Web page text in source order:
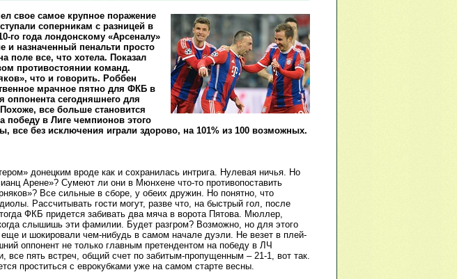
свое самое крупное поражение
соперникам с разницей в
го года лондонскому «Арсеналу»
и назначенный пенальти просто
поле все, что хотела. Показал
противостоянии команд.
что и говорить. Роббен
мрачное пятно для ФКБ в
оппонента сегодняшнего для
все больше становится
победу в Лиге чемпионов этого
без исключения играли здорово, на 101% из 100 возможных.
донецким вроде как и сохранилась интрига. Нулевая ничья. Но
Арене»? Сумеют ли они в Мюнхене что-то противопоставить
Все сильные в сборе, у обеих дружин. Но понятно, что
Рассчитывать гости могут, разве что, на быстрый гол, после
ФКБ придется забивать два мяча в ворота Пятова. Мюллер,
слышишь эти фамилии. Будет разгром? Возможно, но для этого
и шокировали чем-нибудь в самом начале дуэли. Не везет в плей-
оппонент не только главным претендентом на победу в ЛЧ
все пять встреч, общий счет по забитым-пропущенным – 21-1, вот так.
проститься с еврокубками уже на самом старте весны.